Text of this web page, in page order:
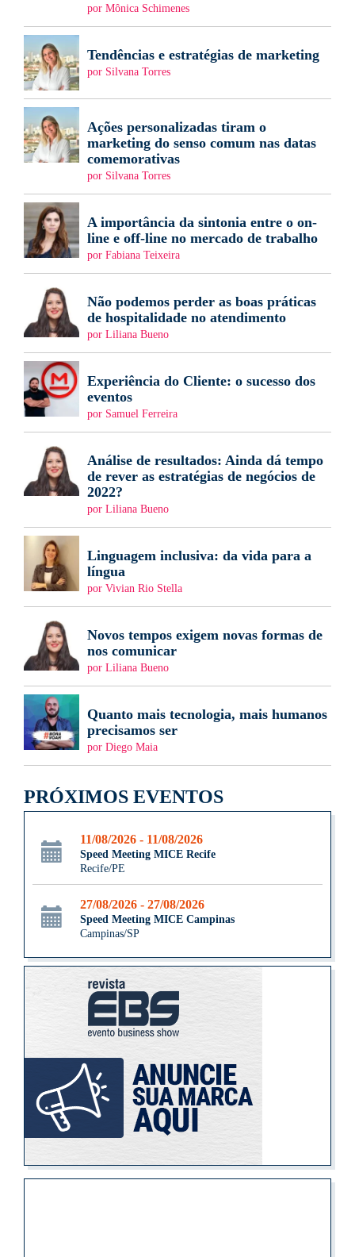
por Mônica Schimenes
Tendências e estratégias de marketing
por Silvana Torres
Ações personalizadas tiram o
marketing do senso comum nas datas
comemorativas
por Silvana Torres
A importância da sintonia entre o on-
line e off-line no mercado de trabalho
por Fabiana Teixeira
Não podemos perder as boas práticas
de hospitalidade no atendimento
por Liliana Bueno
Experiência do Cliente: o sucesso dos
eventos
por Samuel Ferreira
Análise de resultados: Ainda dá tempo
de rever as estratégias de negócios de
2022?
por Liliana Bueno
Linguagem inclusiva: da vida para a
língua
por Vivian Rio Stella
Novos tempos exigem novas formas de
nos comunicar
por Liliana Bueno
Quanto mais tecnologia, mais humanos
precisamos ser
por Diego Maia
PRÓXIMOS EVENTOS
11/08/2026 - 11/08/2026
Speed Meeting MICE Recife
Recife/PE
27/08/2026 - 27/08/2026
Speed Meeting MICE Campinas
Campinas/SP